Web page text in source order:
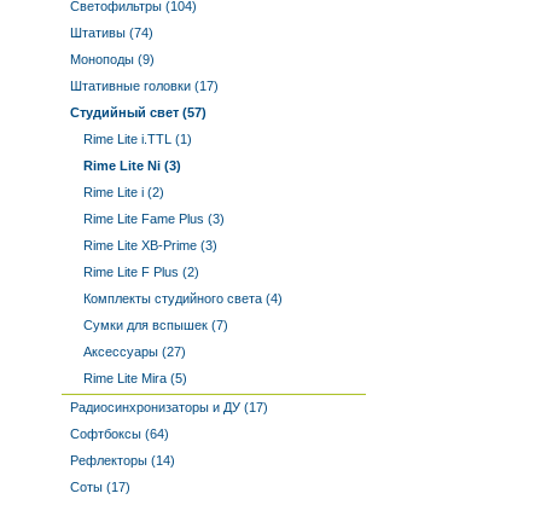
Светофильтры (104)
Штативы (74)
Моноподы (9)
Штативные головки (17)
Студийный свет (57)
Rime Lite i.TTL (1)
Rime Lite Ni (3)
Rime Lite i (2)
Rime Lite Fame Plus (3)
Rime Lite XB-Prime (3)
Rime Lite F Plus (2)
Комплекты студийного света (4)
Сумки для вспышек (7)
Аксессуары (27)
Rime Lite Mira (5)
Радиосинхронизаторы и ДУ (17)
Софтбоксы (64)
Рефлекторы (14)
Соты (17)